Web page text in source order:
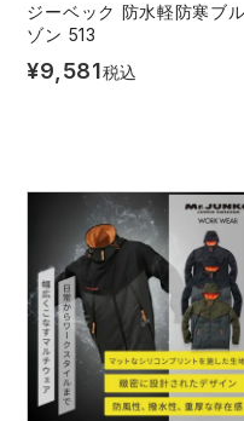
ヤッケ
つなぎ
ファン付き作業着・空
電熱ウェア・ヒートウ
レインウェアランキング
コーコス ランキング
アイトス ランキング
ジーベック ランキング
シンメン
ニオイクリア
エアークラフト
サーヴォ
夜間・高視認性安全服
ジーベック 防水軽防寒ブル
ゾン 513
¥9,581税込